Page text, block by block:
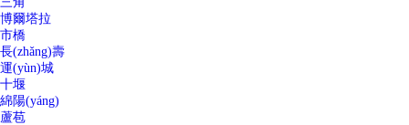
博爾塔拉
市橋
長(zhǎng)壽
運(yùn)城
十堰
綿陽(yáng)
蘆苞